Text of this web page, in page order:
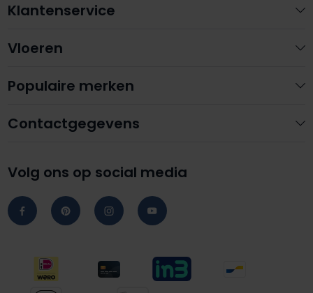
Contactgegevens
Volg ons op social media
Klantenservice
Vloeren
Populaire merken